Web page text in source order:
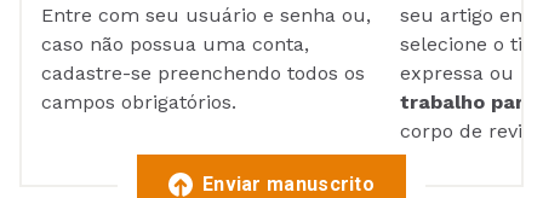
Entre com seu usuário e senha ou,
caso não possua uma conta,
cadastre-se preenchendo todos os
campos obrigatórios.
seu artigo em
selecione o
expressa ou
trabalho para
corpo de
Enviar manuscrito